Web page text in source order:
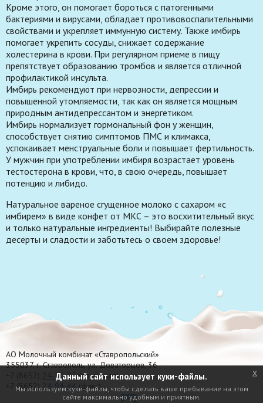
Кроме этого, он помогает бороться с патогенными
бактериями и вирусами, обладает противовоспалительными
свойствами и укрепляет иммунную систему. Также имбирь
помогает укрепить сосуды, снижает содержание
холестерина в крови. При регулярном приеме в пищу
препятствует образованию тромбов и является отличной
профилактикой инсульта.
Имбирь рекомендуют при нервозности, депрессии и
повышенной утомляемости, так как он является мощным
природным антидепрессантом и энергетиком.
Имбирь нормализует гормональный фон у женщин,
способствует снятию симптомов ПМС и климакса,
успокаивает менструальные боли и повышает фертильность.
У мужчин при употреблении имбиря возрастает уровень
тестостерона в крови, что, в свою очередь, повышает
потенцию и либидо.
Натуральное вареное сгущенное молоко с сахаром «с
имбирем» в виде конфет от МКС – это восхитительный вкус
и только натуральные ингредиенты! Выбирайте полезные
десерты и сладости и заботьтесь о своем здоровье!
АО Молочный комбинат «Ставропольский»
355037, г. Ставрополь, ул. Доваторцев, 36
24-70-95(приёмная)
+7 (8652) 24-94-44(факс)
Данный сайт использует куки-файлы.
Мы используем куки-файлы, чтобы сделать ваше пребывание на этом
сайте максимально удобным и приятным.
x